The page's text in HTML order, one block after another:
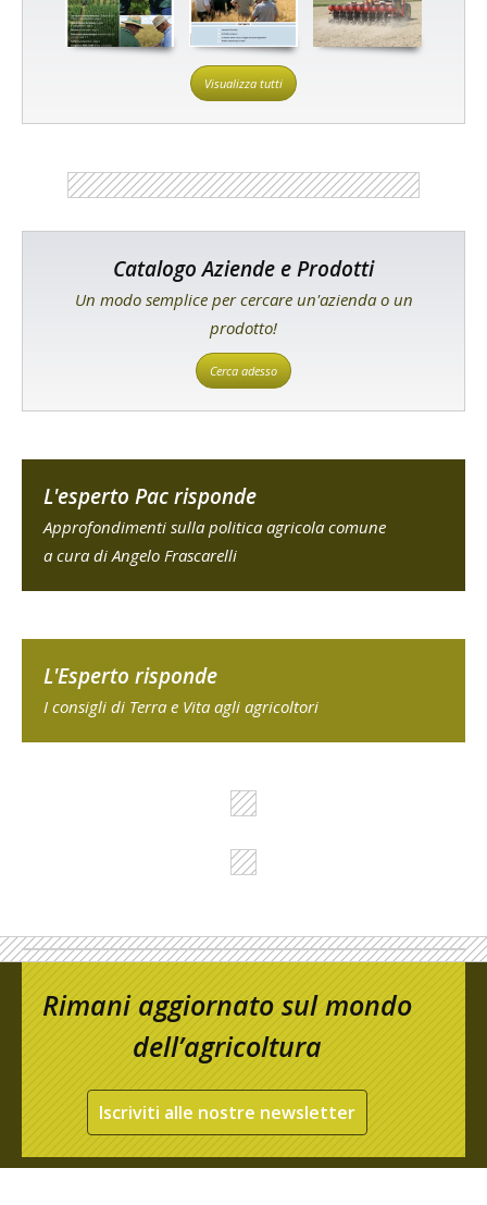
Visualizza tutti
Catalogo Aziende e Prodotti
Un modo semplice per cercare un'azienda o un
prodotto!
Cerca adesso
L'esperto Pac risponde
Approfondimenti sulla politica agricola comune
a cura di Angelo Frascarelli
L'Esperto risponde
I consigli di Terra e Vita agli agricoltori
Rimani aggiornato sul mondo
dell’agricoltura
Iscriviti alle nostre newsletter